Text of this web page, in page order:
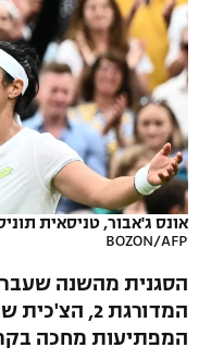
VOD
רץ ברשת
תוצאות
לוח שידורים
נבחרת ישראל
מכבי חיפה
בית"ר ירושלים
מכבי תל אביב
הפועל תל אביב
הפועל חיפה
הפועל באר שבע
ליגה ספרדית
ליגה איטלקית
ליגה צרפתית
ליגה הולנדית
ליגה סינית
כדורסל נשים
מכבי תל אביב
הפועל חולון
הפועל ירושלים
דני אבדיה
יורוליג
יורוקאפ
טניס
כדוריד
כדורעף
שחייה
אגרוף
אונס ג'אבור, טניסאית
BOZON/AFP
הסגנית מהשנה
המדורגת 2,
המפתיעות מחכה